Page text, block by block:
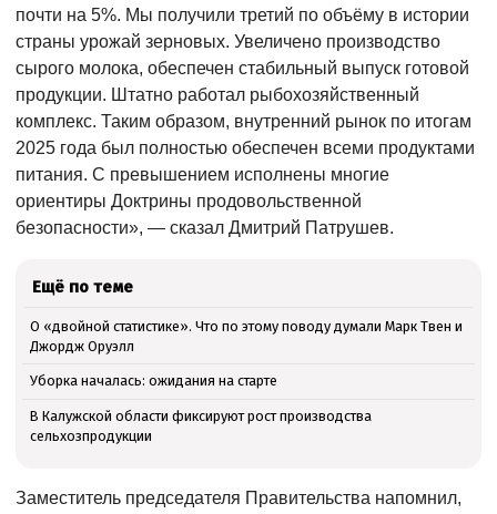
почти на 5%. Мы получили третий по объёму в истории
страны урожай зерновых. Увеличено производство
сырого молока, обеспечен стабильный выпуск готовой
продукции. Штатно работал рыбохозяйственный
комплекс. Таким образом, внутренний рынок по итогам
2025 года был полностью обеспечен всеми продуктами
питания. С превышением исполнены многие
ориентиры Доктрины продовольственной
безопасности», — сказал Дмитрий Патрушев.
Ещё по теме
О «двойной статистике». Что по этому поводу думали Марк Твен и
Джордж Оруэлл
Уборка началась: ожидания на старте
В Калужской области фиксируют рост производства
сельхозпродукции
Заместитель председателя Правительства напомнил,